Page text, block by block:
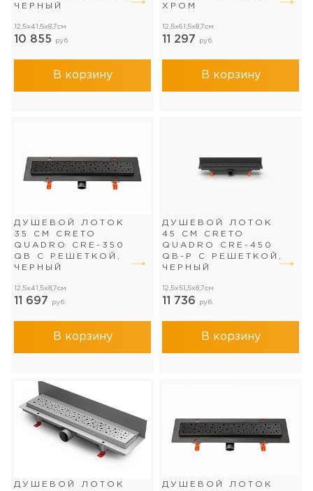
ЧЕРНЫЙ
12,5x41,5x8,7см
10 855 руб.
В корзину
ХРОМ
12,5x61,5x8,7см
11 297 руб.
В корзину
ДУШЕВОЙ ЛОТОК
35 СМ CRETO
QUADRO CRE-350
QB С РЕШЕТКОЙ,
ЧЕРНЫЙ
12,5x41,5x8,7см
11 697 руб.
В корзину
ДУШЕВОЙ ЛОТОК
45 СМ CRETO
QUADRO CRE-450
QB-P С РЕШЕТКОЙ,
ЧЕРНЫЙ
12,5x51,5x8,7см
11 736 руб.
В корзину
ДУШЕВОЙ ЛОТОК
ДУШЕВОЙ ЛОТОК